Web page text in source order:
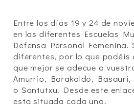
Entre los días 19 y 24 de
en las diferentes Escuelas
Defensa Personal Femenina.
diferentes, por lo que podéis
que mejor se adecue a
Amurrio, Barakaldo,
o Santutxu. Desde este
esta situada cada una.